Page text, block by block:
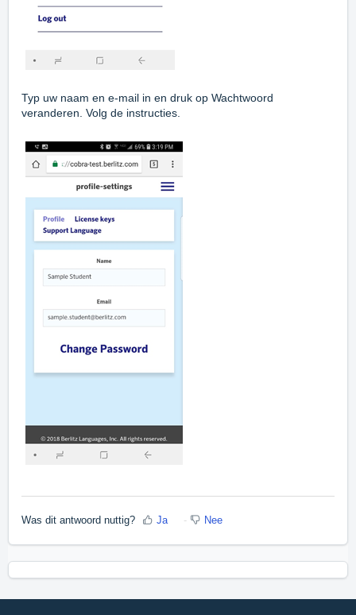
Typ uw naam en e-mail in en druk op Wachtwoord
veranderen. Volg de instructies.
Was dit antwoord nuttig? Ja Nee